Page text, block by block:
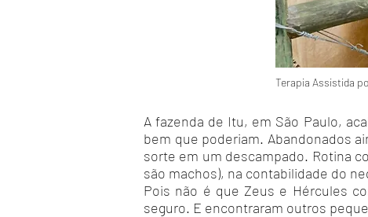
Terapia Assistida
A fazenda de Itu, em São Paulo,
bem que poderiam. Abandonados
sorte em um descampado. Rotina
são machos), na contabilidade do
Pois não é que Zeus e Hércules
seguro. E encontraram outros